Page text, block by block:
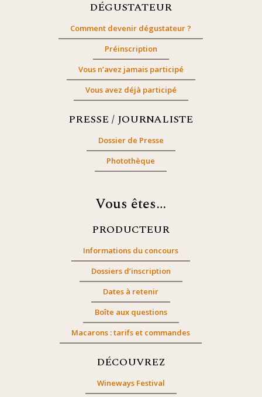
DÉGUSTATEUR
Comment devenir dégustateur ?
Préinscription
Vous n’avez jamais participé
Vous avez déjà participé
PRESSE / JOURNALISTE
Dossier de Presse
Photothèque
Vous êtes…
PRODUCTEUR
Informations du concours
Dossiers d’inscription
Dates à retenir
Boîte aux questions
Macarons : tarifs et commandes
DÉCOUVREZ
Wineways Festival